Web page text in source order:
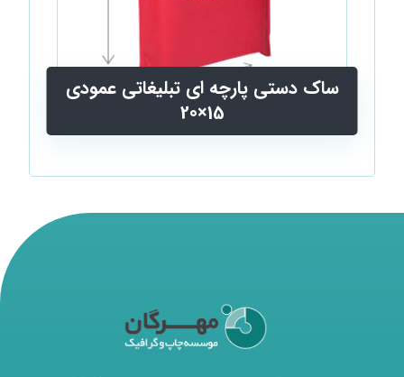
ساک دستی پارچه ای تبلیغاتی عمودی
15×20